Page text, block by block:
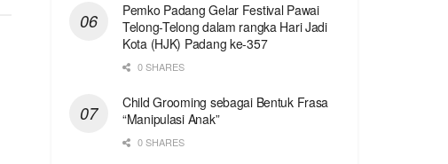
Pemko Padang Gelar Festival Pawai
Telong-Telong dalam rangka Hari Jadi
Kota (HJK) Padang ke-357
0 SHARES
Child Grooming sebagai Bentuk Frasa
“Manipulasi Anak”
0 SHARES